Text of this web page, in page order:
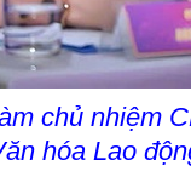
chủ nhiệm
hóa Lao